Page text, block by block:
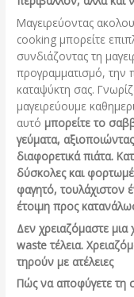
Μαγειρεύοντας
cooking μπορείτε
συνδιάζοντας τη
προγραμματισμό, την
καταψύκτη σας.
μαγειρεύουμε
αυτό μπορείτε το
γεύματα,
διαφορετικά πιάτα.
δύσκολες και
φαγητό, τουλάχιστον
έτοιμη προς
Δεν χρειαζόμαστε
waste τέλεια.
τηρούν με ατέλειες
Πώς να αποφύγετε τη